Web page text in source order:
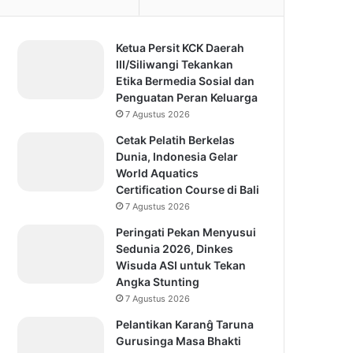
Ketua Persit KCK Daerah
III/Siliwangi Tekankan
Etika Bermedia Sosial dan
Penguatan Peran Keluarga
7 Agustus 2026
Cetak Pelatih Berkelas
Dunia, Indonesia Gelar
World Aquatics
Certification Course di Bali
7 Agustus 2026
Peringati Pekan Menyusui
Sedunia 2026, Dinkes
Wisuda ASI untuk Tekan
Angka Stunting
7 Agustus 2026
Pelantikan Karanĝ Taruna
Gurusinga Masa Bhakti